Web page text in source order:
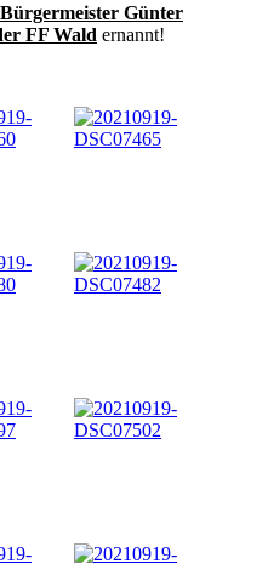
Bürgermeister Günter
FF Wald ernannt!